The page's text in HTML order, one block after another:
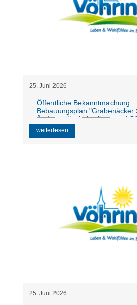
25 Juni 2026
Öffentliche Bekanntmachung
Bebauungsplan "Grabenäcker
Änderung" - Aufstellung und
weiterlesen
25. Juni 2026